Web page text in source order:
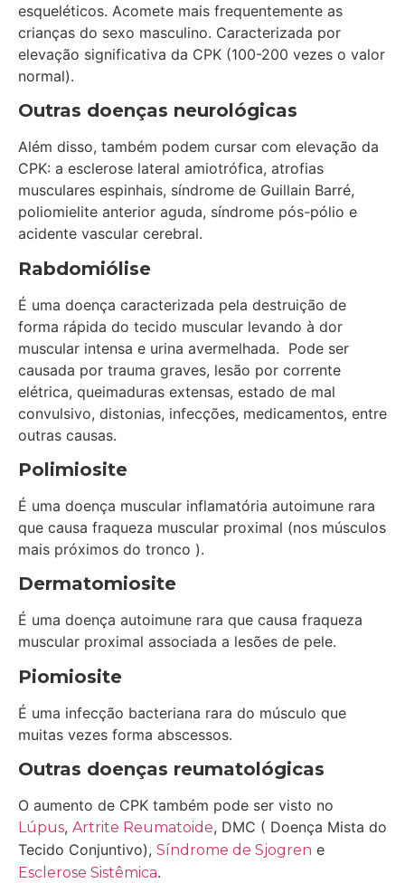
esqueléticos. Acomete mais frequentemente as
crianças do sexo masculino. Caracterizada por
elevação significativa da CPK (100-200 vezes o valor
normal).
Outras doenças neurológicas
Além disso, também podem cursar com elevação da
CPK: a esclerose lateral amiotrófica, atrofias
musculares espinhais, síndrome de Guillain Barré,
poliomielite anterior aguda, síndrome pós-pólio e
acidente vascular cerebral.
Rabdomiólise
É uma doença caracterizada pela destruição de
forma rápida do tecido muscular levando à dor
muscular intensa e urina avermelhada. Pode ser
causada por trauma graves, lesão por corrente
elétrica, queimaduras extensas, estado de mal
convulsivo, distonias, infecções, medicamentos, entre
outras causas.
Polimiosite
É uma doença muscular inflamatória autoimune rara
que causa fraqueza muscular proximal (nos músculos
mais próximos do tronco ).
Dermatomiosite
É uma doença autoimune rara que causa fraqueza
muscular proximal associada a lesões de pele.
Piomiosite
É uma infecção bacteriana rara do músculo que
muitas vezes forma abscessos.
Outras doenças reumatológicas
O aumento de CPK também pode ser visto no
Lúpus, Artrite Reumatoide, DMC ( Doença Mista do
Tecido Conjuntivo), Síndrome de Sjogren e
Esclerose Sistêmica.